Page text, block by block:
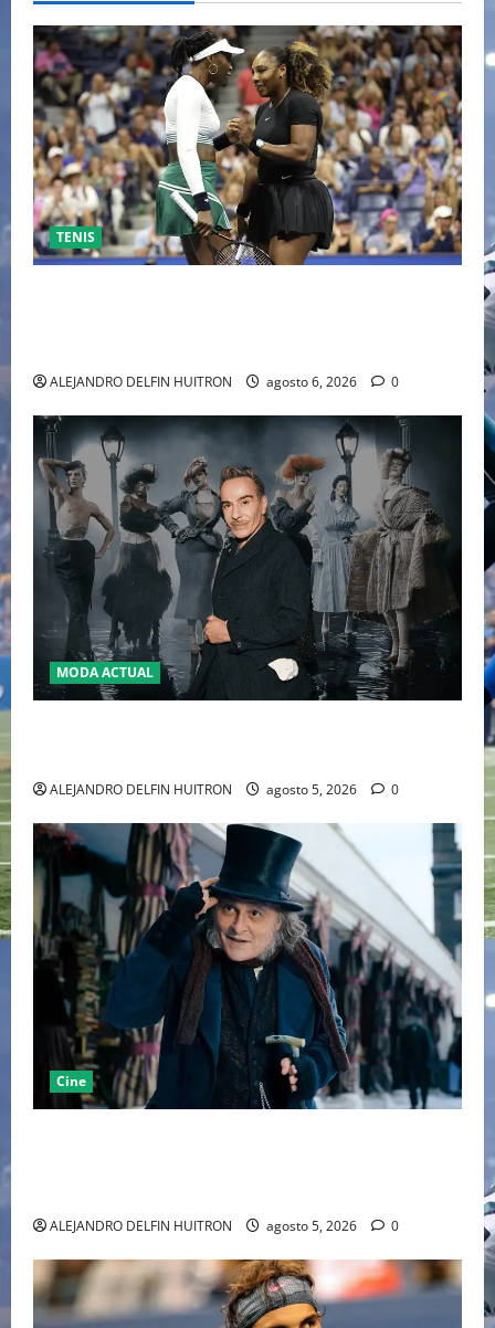
TENIS
ALEJANDRO DELFIN HUITRON agosto 6, 2026 0
MODA ACTUAL
ALEJANDRO DELFIN HUITRON agosto 5, 2026 0
Cine
ALEJANDRO DELFIN HUITRON agosto 5, 2026 0